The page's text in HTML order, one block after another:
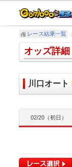
レース結果一覧
オッズ詳細
川口オート
02/20（初日）